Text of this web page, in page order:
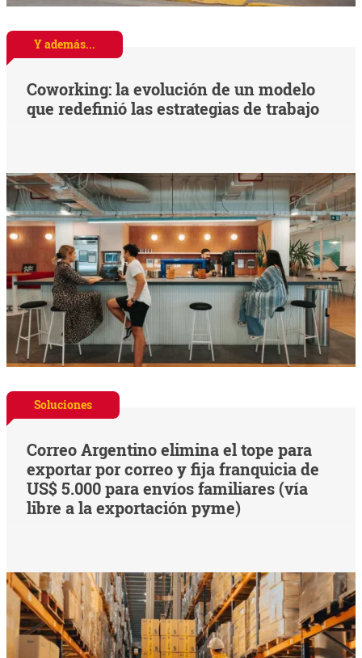
Y además...
Coworking: la evolución de un modelo
que redefinió las estrategias de trabajo
Soluciones
Correo Argentino elimina el tope para
exportar por correo y fija franquicia de
US$ 5.000 para envíos familiares (vía
libre a la exportación pyme)